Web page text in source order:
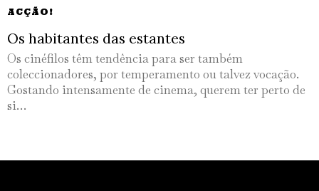
ACÇÃO!
Os habitantes das estantes
Os cinéfilos têm tendência para ser também
coleccionadores, por temperamento ou talvez vocação.
Gostando intensamente de cinema, querem ter perto de
si…